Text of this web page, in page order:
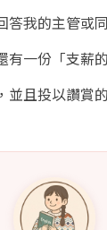
答我的主管或
有一份「支薪
並且投以讚賞